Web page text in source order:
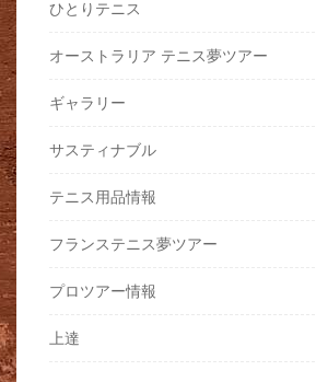
ひとりテニス
オーストラリア テニス夢ツアー
ギャラリー
サスティナブル
テニス用品情報
フランステニス夢ツアー
プロツアー情報
上達